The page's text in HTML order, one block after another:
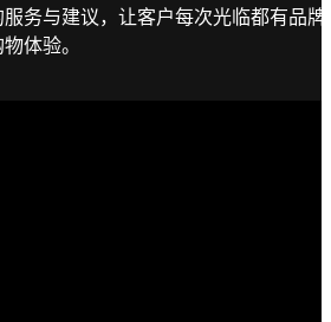
务与建议，让客户每次光临都有品牌
体验。